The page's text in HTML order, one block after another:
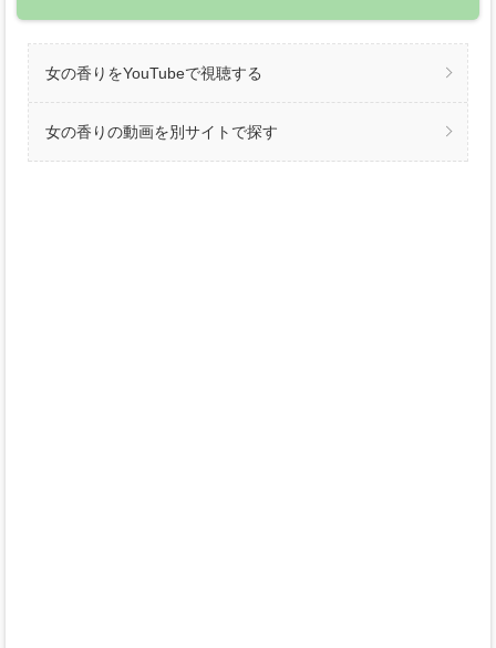
女の香りをYouTubeで視聴する
女の香りの動画を別サイトで探す